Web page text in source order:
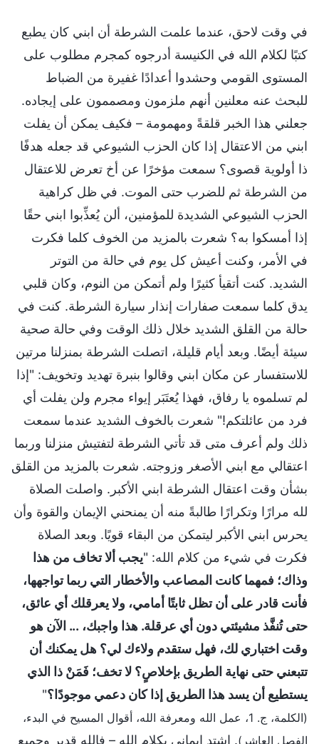
في وقت لاحق، عندما علمت الشرطة أن ابني كان يطبع
كتبًا لكلام الله في الكنيسة أدرجوه كمجرم مطلوب على
المستوى القومي وحشدوا أعدادًا غفيرة من الضباط
للبحث عنه معلنين أنهم ملزمون ومصممون على إيجاده.
جعلني هذا الخبر قلقةً ومهمومة – فكيف يمكن أن يفلت
ابني من الاعتقال إذا كان الحزب الشيوعي قد جعله هدفًا
ذا أولوية قصوى؟ سمعت مؤخرًا عن أخ تعرض للاعتقال
من الشرطة ثم للضرب حتى الموت. في ظل كراهية
الحزب الشيوعي الشديدة للمؤمنين، ألن يُعذِّبوا ابني حقًا
إذا أمسكوا به؟ شعرت بالمزيد من الخوف كلما فكرت
في الأمر، وكنت أعيش كل يوم في حالة من التوتر
الشديد. كنت أتقيأ كثيرًا ولم أتمكن من النوم، وكان قلبي
يدق كلما سمعت صفارات إنذار سيارة الشرطة. كنت في
حالة من القلق الشديد خلال ذلك الوقت وفي حالة صحية
سيئة أيضًا. وبعد أيام قليلة، اتصلت الشرطة بمنزلنا مرتين
للاستفسار عن مكان ابني وقالوا بنبرة تهديد وتخويف: "إذا
لم تسلموه يا رفاق، فهذا يُعتَبَر إيواء مجرم ولن يفلت أي
فرد من عائلتكم!" شعرت بالخوف الشديد عندما سمعت
ذلك ولم أعرف متى قد تأتي الشرطة لتفتيش منزلنا وربما
اعتقالي مع ابني الأصغر وزوجته. شعرت بالمزيد من القلق
بشأن وقت اعتقال الشرطة ابني الأكبر. واصلت الصلاة
لله مرارًا وتكرارًا طالبةً منه أن يمنحني الإيمان والقوة وأن
يحرس ابني الأكبر ليتمكن من البقاء قويًا. وبعد الصلاة
فكرت في شيء من كلام الله: "يجب ألا تخاف من هذا
وذاك؛ فمهما كانت المصاعب والأخطار التي ربما تواجهها،
فأنت قادر على أن تظل ثابتًا أمامي، ولا يعرقلك أي عائق،
حتى تُنفَّذ مشيئتي دون أي عرقلة. هذا واجبك، ... الآن هو
وقت اختباري لك، فهل ستقدم ولاءك لي؟ هل يمكنك أن
تتبعني حتى نهاية الطريق بإخلاصٍ؟ لا تخف؛ فَمَنْ ذا الذي
يستطيع أن يسد هذا الطريق إذا كان دعمي موجودًا؟"
(الكلمة، ج. 1، عمل الله ومعرفة الله، أقوال المسيح في البدء،
الفصل العاشر). اشتد إيماني بكلام الله – فالله قدير وجميع